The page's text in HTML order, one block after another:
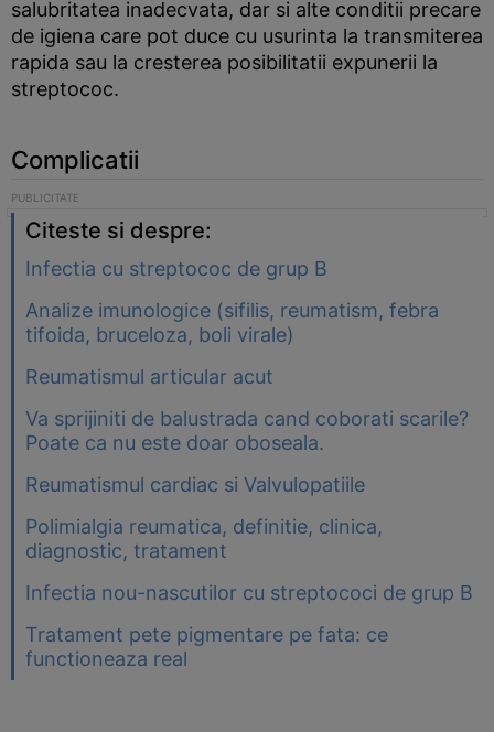
salubritatea inadecvata, dar si alte conditii precare
de igiena care pot duce cu usurinta la transmiterea
rapida sau la cresterea posibilitatii expunerii la
streptococ.
Complicatii
Citeste si despre:
Infectia cu streptococ de grup B
Analize imunologice (sifilis, reumatism, febra
tifoida, bruceloza, boli virale)
Reumatismul articular acut
Va sprijiniti de balustrada cand coborati scarile?
Poate ca nu este doar oboseala.
Reumatismul cardiac si Valvulopatiile
Polimialgia reumatica, definitie, clinica,
diagnostic, tratament
Infectia nou-nascutilor cu streptococi de grup B
Tratament pete pigmentare pe fata: ce
functioneaza real